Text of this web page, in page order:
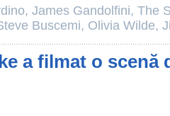
, James Gandolfini, The
Buscemi, Olivia Wilde,
a filmat o scenă